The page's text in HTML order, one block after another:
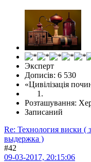
Эксперт
Дописів: 6 530
«Цивілізація
Розташування:
Записаний
Re: Технология виски (
выдержка )
#42
09-03-2017, 20:15:06